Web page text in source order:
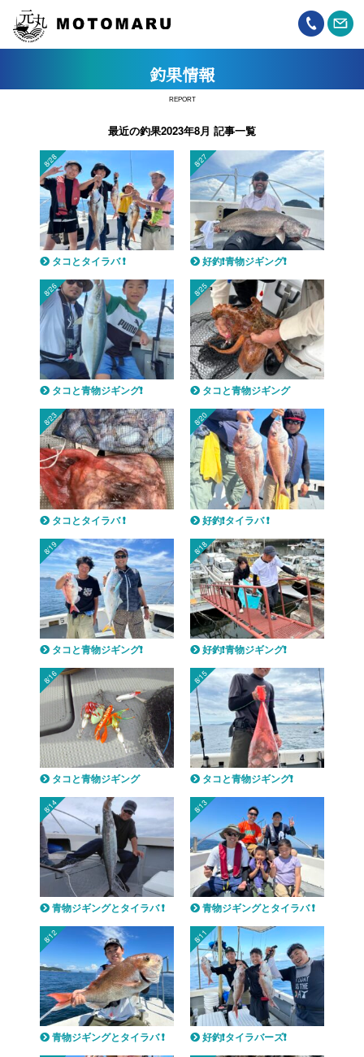
釣果情報
REPORT
最近の釣果2023年8月 記事一覧
8/28
タコとタイラバ ❗️
8/27
好釣❗️青物ジギング❗️
8/26
タコと青物ジギング❗️
8/25
タコと青物ジギング
8/23
タコとタイラバ ❗️
8/20
好釣❗️タイラバ ❗️
8/19
タコと青物ジギング❗️
8/18
好釣❗️青物ジギング❗️
8/16
タコと青物ジギング
8/15
タコと青物ジギング❗️
8/14
青物ジギングとタイラバ ❗️
8/13
青物ジギングとタイラバ ❗️
8/12
青物ジギングとタイラバ ❗️
8/11
好釣❗️タイラバーズ❗️